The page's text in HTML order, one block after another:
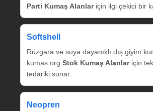
Parti Kumaş Alanlariçin ilgi çekici bir
Softshell
Rüzgara ve suya dayanıklı dış giyim
kumas.org Stok Kumaş Alanlariçin
tedariki sunar.
Neopren